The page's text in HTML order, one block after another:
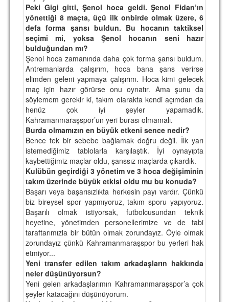
TARİHİ BAŞARILAR
BASINDAN
KUPA MAÇLARI
ESKi BAŞKANLAR
ESKİ HOCALAR
HAKKIMIZDA
MİSYON
HAKKIMIZDA
İRTİBAT
SİTE İSTATİSTİKLERİ
REKLAM YAYINI
Peki Gigi gitti, Şenol hoca geldi. Şenol Fidan’ın
yönettiği 8 maçta, üçü ilk onbirde olmak üzere, 6
defa forma şansı buldun. Bu hocanın taktiksel
seçimi mi, yoksa Şenol hocanın seni hazır
bulduğundan mı?
Şenol hoca zamanında daha çok forma şansı buldum.
Antremanlarda çalışırım, hoca bana şans verirse
elimden geleni yapmaya çalışırım. Hoca kimi gelecek
maç için hazır görürse onu oynatır. Ama şunu da
söylemem gerekir ki, takım olarakta kendi açımdan da
henüz çok iyi şeyler yapamadık.
Kahramanmaraşspor’un yeri burası olmamalı.
Burda olmamızın en büyük etkeni sence nedir?
Bence tek bir sebebe bağlamak doğru değil. İlk yarı
istemediğimiz tablolarla karşılaştık. İyi oynayıpta
kaybettiğimiz maçlar oldu, şanssız maçlarda çıkardık.
Kulübün geçirdiği 3 yönetim ve 3 hoca değişiminin
takım üzerinde büyük etkisi oldu mu bu konuda?
Başarı veya başarısızlıkta herkesin payı vardır. Çünkü
biz bireysel spor yapmıyoruz, takım sporu yapıyoruz.
Başarılı olmak istiyorsak, futbolcusundan teknik
heyetine, yönetimden personellerimize ve de tabi
taraftarımızla bir bütün olmak zorundayız. Öyle olmak
zorundayız çünkü Kahramanmaraşspor bu yerleri hak
etmiyor...
Yeni transfer edilen takım arkadaşların hakkında
neler düşünüyorsun?
Yeni gelen arkadaşlarımın Kahramanmaraşspor’a çok
şeyler katacağını düşünüyorum.